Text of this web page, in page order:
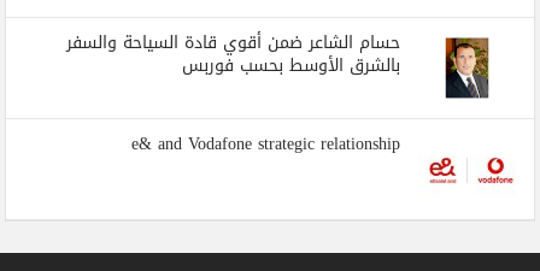
حسام الشاعر ضمن أقوي قادة السياحة والسفر
بالشرق الأوسط بحسب فوربس
e& and Vodafone strategic relationship